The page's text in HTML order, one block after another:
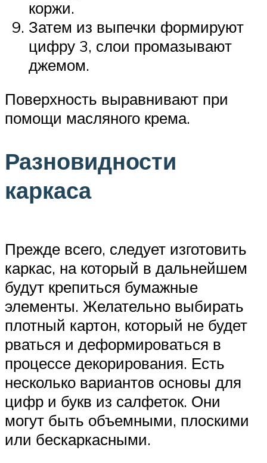
коржи.
Затем из выпечки формируют
цифру 3, слои промазывают
джемом.
Поверхность выравнивают при
помощи масляного крема.
Разновидности
каркаса
Прежде всего, следует изготовить
каркас, на который в дальнейшем
будут крепиться бумажные
элементы. Желательно выбирать
плотный картон, который не будет
рваться и деформироваться в
процессе декорирования. Есть
несколько вариантов основы для
цифр и букв из салфеток. Они
могут быть объемными, плоскими
или бескаркасными.